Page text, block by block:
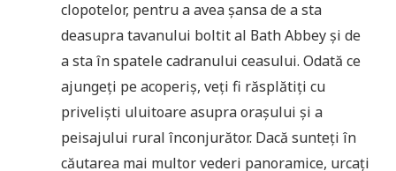
clopotelor, pentru a avea șansa de a sta
deasupra tavanului boltit al Bath Abbey și de
a sta în spatele cadranului ceasului. Odată ce
ajungeți pe acoperiș, veți fi răsplătiți cu
priveliști uluitoare asupra orașului și a
peisajului rural înconjurător. Dacă sunteți în
căutarea mai multor vederi panoramice, urcați